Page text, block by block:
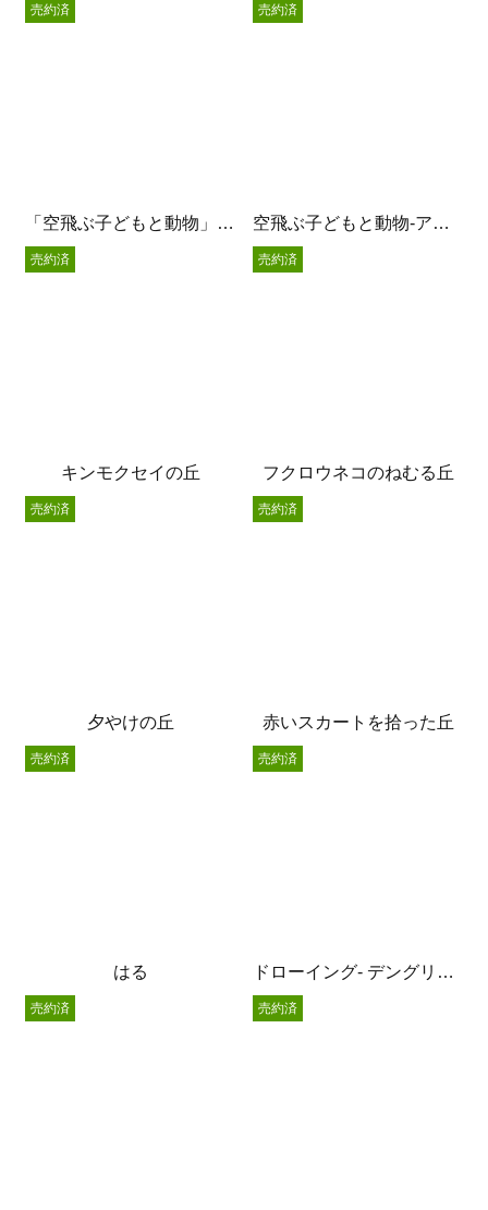
「空飛ぶ子どもと動物」Strawberry Tea
売約済
空飛ぶ子どもと動物-アッパレ分福-
売約済
キンモクセイの丘
売約済
フクロウネコのねむる丘
売約済
夕やけの丘
売約済
赤いスカートを拾った丘
売約済
はる
売約済
ドローイング- デングリムシ –
売約済
売約済 売約済